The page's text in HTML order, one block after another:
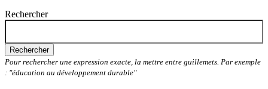
Rechercher
Rechercher
Pour rechercher une expression exacte, la mettre entre guillemets. Par exemple
: "éducation au développement durable"